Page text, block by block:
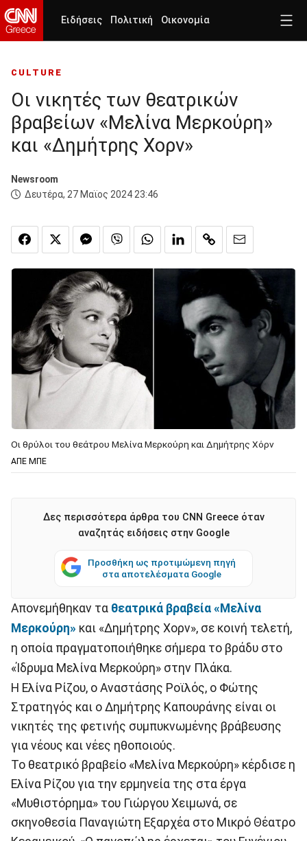
Ειδήσεις Πολιτική Οικονομία
CULTURE
Οι νικητές των θεατρικών
βραβείων «Μελίνα Μερκούρη»
και «Δημήτρης Χορν»
Newsroom
Δευτέρα, 27 Μαϊος 2024 23:46
Οι θρύλοι του θεάτρου Μελίνα Μερκούρη και Δημήτρης Χόρν
ΑΠΕ ΜΠΕ
Δες περισσότερα άρθρα του CNN Greece όταν
αναζητάς ειδήσεις στην Google
Προσθήκη ως προτιμώμενη πηγή
στα αποτελέσματα Google
Απονεμήθηκαν τα θεατρικά βραβεία «Μελίνα
Μερκούρη» και «Δημήτρης Χορν», σε κοινή τελετή,
η οποία πραγματοποιήθηκε σήμερα το βράδυ στο
«Ίδρυμα Μελίνα Μερκούρη» στην Πλάκα.
Η Ελίνα Ρίζου, ο Αναστάσης Ροϊλός, ο Φώτης
Στρατηγός και ο Δημήτρης Καπουράνης είναι οι
νικητές της φετινής συμπυκνωμένης βράβευσης
για νέους και νέες ηθοποιούς.
Το θεατρικό βραβείο «Μελίνα Μερκούρη» κέρδισε η
Ελίνα Ρίζου για την ερμηνεία της στα έργα
«Μυθιστόρημα» του Γιώργου Χειμωνά, σε
σκηνοθεσία Παναγιώτη Εξαρχέα στο Μικρό Θέατρο